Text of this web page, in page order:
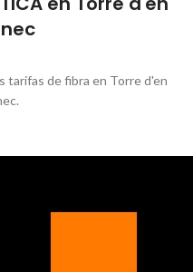
tarifas de fibra en Torre d'en